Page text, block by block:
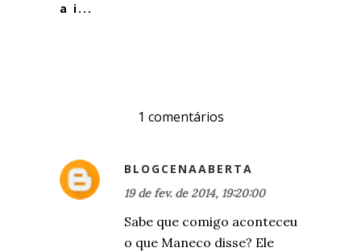
a i...
1 comentários
BLOGCENAABERTA
19 de fev. de 2014, 19:20:00
Sabe que comigo aconteceu
o que Maneco disse? Ele